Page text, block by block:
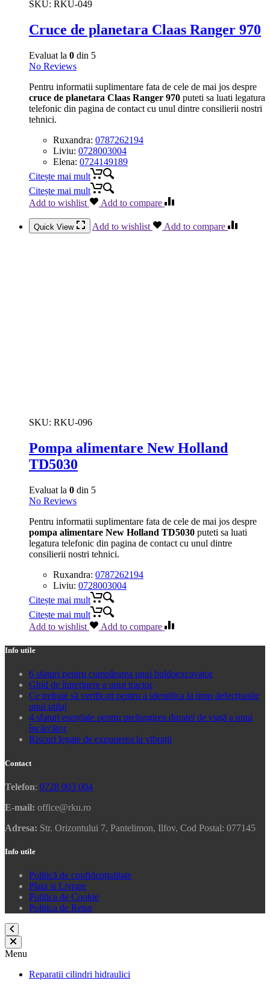
SKU: RKU-049
Cruce de planetara Claas Ranger 970
Evaluat la 0 din 5
No Reviews
Pentru informatii suplimentare fata de cele de mai jos despre
cruce de planetara Claas Ranger 970 puteti sa luati legatura
telefonic din pagina de contact cu unul dintre consilierii nostri
tehnici.
Ruxandra: 0787262194
Liviu: 0728003004
Elena: 0724149189
Citește mai mult
Citește mai mult
Add to wishlist
Add to compare
Quick View Add to wishlist Add to compare
SKU: RKU-096
Pompa alimentare New Holland
TD5030
Evaluat la 0 din 5
No Reviews
Pentru informatii suplimentare fata de cele de mai jos despre
pompa alimentare New Holland TD5030 puteti sa luati
legatura telefonic din pagina de contact cu unul dintre
consilierii nostri tehnici.
Ruxandra: 0787262194
Liviu: 0728003004
Citește mai mult
Citește mai mult
Add to wishlist
Add to compare
Info utile
6 sfaturi pentru cumpărarea unui buldoexcavator
Ghid de întreținere a unui tractor
Ce trebuie să verificați pentru a identifica la timp defecțiunile
unui utilaj
4 sfaturi esențiale pentru prelungirea duratei de viață a unui
încărcător
Riscuri legate de expunerea la vibrații
Contact
Telefon: 0728 003 004
E-mail: office@rku.ro
Adresa: Str. Orizontului 7, Pantelimon, Ilfov, Cod Postal: 077145
Info utile
Politică de confidențialitate
Plata si Livrare
Politica de Cookie
Politica de Retur
Menu
Reparatii cilindri hidraulici